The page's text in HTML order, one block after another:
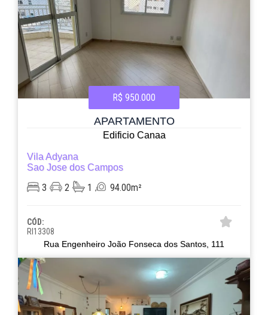
R$ 950.000
APARTAMENTO
Edificio Canaa
Vila Adyana
Sao Jose dos Campos
3 2 1 94.00m²
CÓD:
RI13308
Rua Engenheiro João Fonseca dos Santos, 111